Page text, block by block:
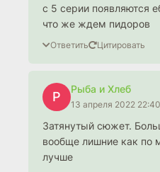
с 5 серии появляются
что же ждем пидоров
Ответить Цитировать
Р
Рыба и Хлеб
13 апреля 2022 22:40
Затянутый сюжет.
вообще лишние как по
лучше